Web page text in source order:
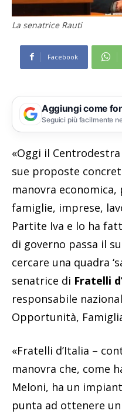
La senatrice Rauti
Facebook
Aggiungi come
Seguici più facilmente
«Oggi il
sue proposte
manovra
famiglie, imprese,
Partite Iva e lo ha
di governo passa il
cercare una quadra
senatrice di Fratelli
responsabile
Opportunità,
«Fratelli d’Italia –
manovra che, come
Meloni, ha un
punta ad ottenere